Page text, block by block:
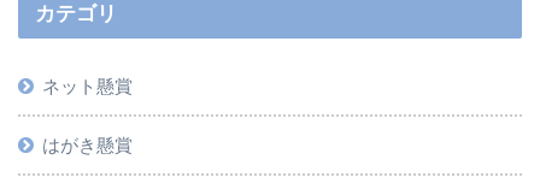
カテゴリ
ネット懸賞
はがき懸賞